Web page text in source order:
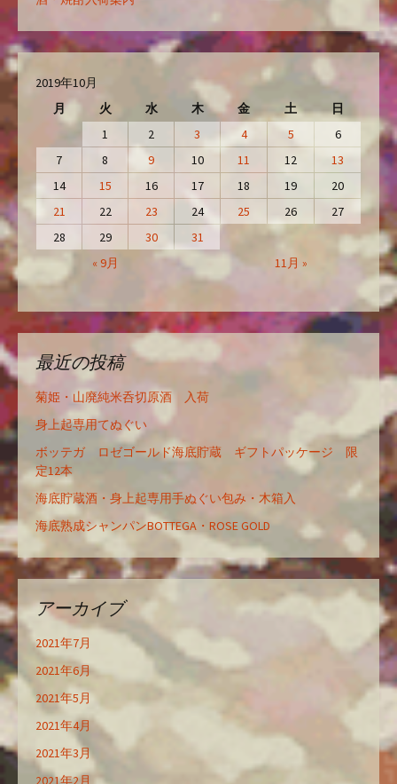
2019年10月
月
火 水 木 金 土 日
« 9月 11月 »
1 2 3 4 5
6
7
8 9 10 11 12
13
14
15 16 17 18 19
20
21
22 23 24 25 26
27
28
29 30 31
最近の投稿
菊姫・山廃純米呑切原酒 入荷
身上起専用てぬぐい
ボッテガ ロゼゴールド海底貯蔵 ギフトパッケージ 限
定12本
海底貯蔵酒・身上起専用手ぬぐい包み・木箱入
海底熟成シャンパンBOTTEGA・ROSE GOLD
アーカイブ
2021年7月
2021年6月
2021年5月
2021年4月
2021年3月